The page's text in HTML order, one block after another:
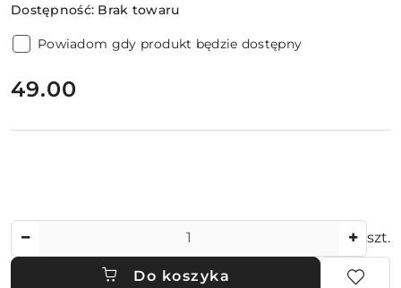
Dostępność: Brak towaru
Powiadom gdy produkt będzie dostępny
cena:
49.00
szt.
Do koszyka